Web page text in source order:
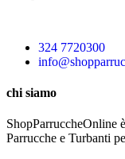
324 7720300
chi siamo
ShopParruccheOnline
Parrucche e Turbanti